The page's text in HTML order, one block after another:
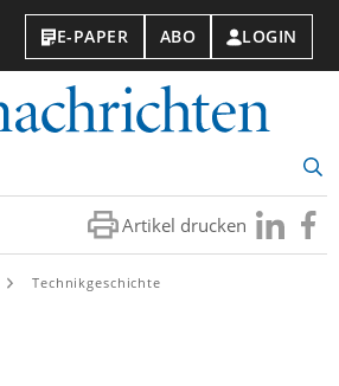
E-PAPER ABO LOGIN
Artikel drucken Besuchen
Sie
Sie
Technikgeschichte